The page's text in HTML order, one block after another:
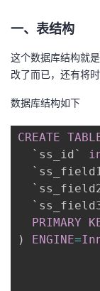
我
的
课
程
我
的
认
证
我
的
实
验
我
的
收
藏
的
技
术
支
持
我
的
云
声
建
议
一、表结构
这个数据库结构就
改了而已，还有将
数据库结构如下
CREATE
` ss_id `
`
`
`
PRIMARY
)
ENGINE=